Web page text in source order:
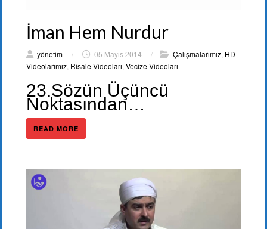
İman Hem Nurdur
yönetim / 05 Mayıs 2014 / Çalışmalarımız HD
Videolarımız Risale Videoları Vecize Videoları
23.Sözün Üçüncü
Noktasından…
READ MORE